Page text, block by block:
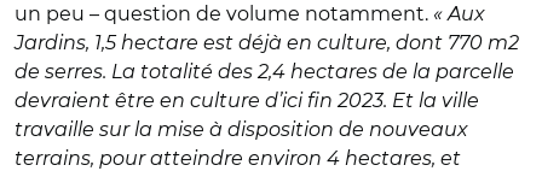
un peu – question de volume notamment. « Aux
Jardins, 1,5 hectare est déjà en culture, dont 770 m2
de serres. La totalité des 2,4 hectares de la parcelle
devraient être en culture d’ici fin 2023. Et la ville
travaille sur la mise à disposition de nouveaux
terrains, pour atteindre environ 4 hectares, et